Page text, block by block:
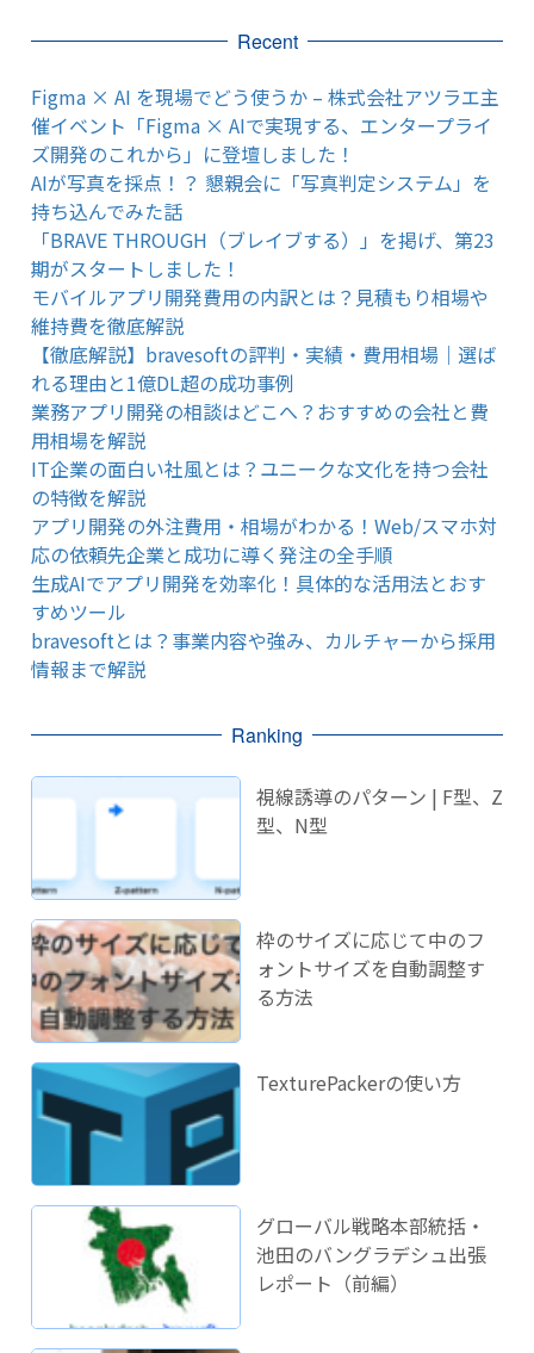
Recent
Figma × AI を現場でどう使うか – 株式会社アツラエ主
催イベント「Figma × AIで実現する、エンタープライ
ズ開発のこれから」に登壇しました！
AIが写真を採点！？ 懇親会に「写真判定システム」を
持ち込んでみた話
「BRAVE THROUGH（ブレイブする）」を掲げ、第23
期がスタートしました！
モバイルアプリ開発費用の内訳とは？見積もり相場や
維持費を徹底解説
【徹底解説】bravesoftの評判・実績・費用相場｜選ば
れる理由と1億DL超の成功事例
業務アプリ開発の相談はどこへ？おすすめの会社と費
用相場を解説
IT企業の面白い社風とは？ユニークな文化を持つ会社
の特徴を解説
アプリ開発の外注費用・相場がわかる！Web/スマホ対
応の依頼先企業と成功に導く発注の全手順
生成AIでアプリ開発を効率化！具体的な活用法とおす
すめツール
bravesoftとは？事業内容や強み、カルチャーから採用
情報まで解説
Ranking
視線誘導のパターン | F型、Z
型、N型
枠のサイズに応じて中のフ
ォントサイズを自動調整す
る方法
TexturePackerの使い方
グローバル戦略本部統括・
池田のバングラデシュ出張
レポート（前編）